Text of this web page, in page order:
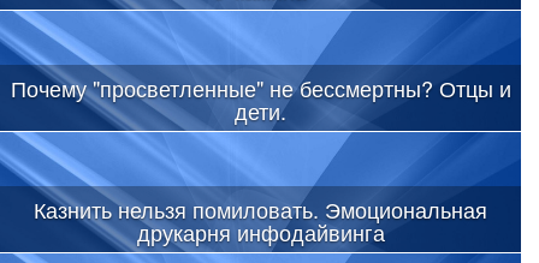
Почему "просветленные" не бессмертны? Отцы и
дети.
Казнить нельзя помиловать. Эмоциональная
друкарня инфодайвинга